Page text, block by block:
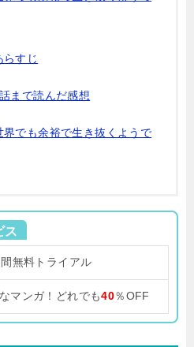
らすじ
まで読んだ感想
でも余裕で生き抜くようで
ス
間無料トライアル
マンガ！どれでも40％OFF